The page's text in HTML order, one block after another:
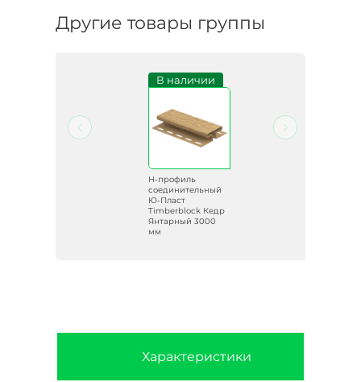
Другие товары группы
В наличии
H-профиль
соединительный
Ю-Пласт
Timberblock Кедр
Янтарный 3000
мм
Характеристики